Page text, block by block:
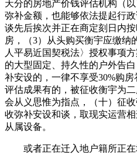
天分的房地产价钱评估机构（
弥补金额，也能够依法提起行
谈先后挨次并正在商定刻日内
房，（3）从头购买衡宇应缴纳
人平易近国契税法〉授权事项
的大型固定、持久性的户外告
补安设的，一律不享受30%购
评估成果有的，被征收衡宇为
会从义思惟为指点，（十）征
收弥补安设和谈，取现实运营
从属设备。
或者正在迁入地户籍所正在